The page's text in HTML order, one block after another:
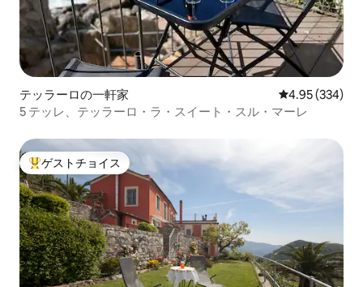
テッラーロの一軒家 レビュー334
4.95 (334)
5 テッレ、テッラーロ・ラ・スイート・スル・マーレ
大好評のゲストチョイスです。
ゲストチョイス